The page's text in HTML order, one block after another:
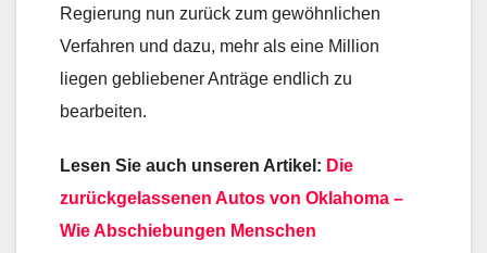
Regierung nun zurück zum gewöhnlichen
Verfahren und dazu, mehr als eine Million
liegen gebliebener Anträge endlich zu
bearbeiten.
Lesen Sie auch unseren Artikel: Die
zurückgelassenen Autos von Oklahoma –
Wie Abschiebungen Menschen